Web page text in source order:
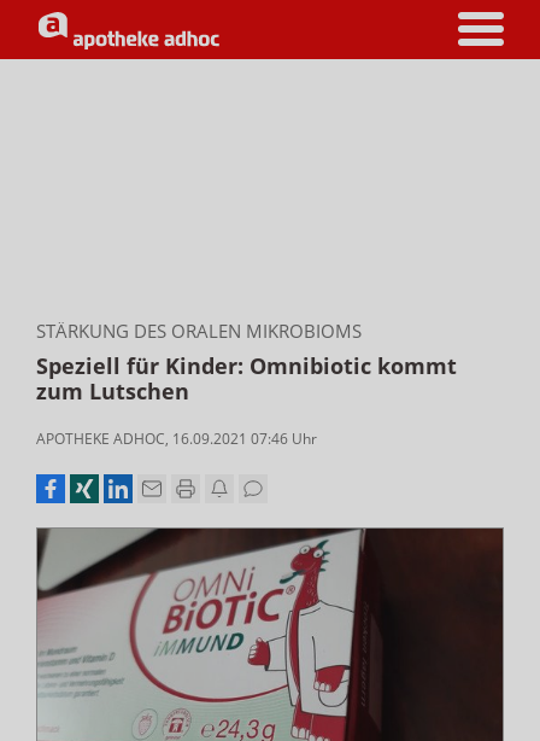
STÄRKUNG DES ORALEN MIKROBIOMS
Speziell für Kinder: Omnibiotic kommt
zum Lutschen
APOTHEKE ADHOC, 16.09.2021 07:46 Uhr